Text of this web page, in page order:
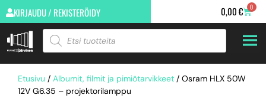
KIRJAUDU / REKISTERÖIDY 0,00€ 0
Etusivu / Albumit, filmit ja pimiötarvikkeet / Osram HLX 50W
12V G6.35 – projektorilamppu